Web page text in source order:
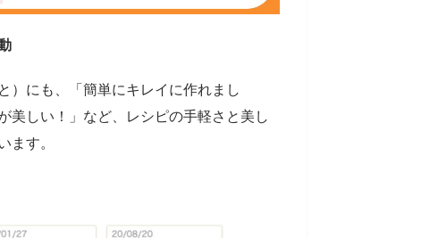
）にも、「簡単にキレイに作れまし
美しい！」など、レシピの手軽さと美し
ます。